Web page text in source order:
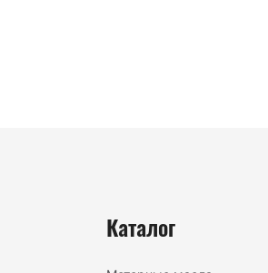
Каталог